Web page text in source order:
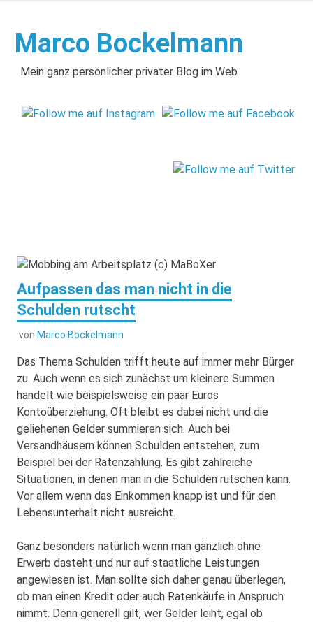
springen
Marco Bockelmann
Mein ganz persönlicher privater Blog im Web
Aufpassen das man nicht in die
Schulden rutscht
von Marco Bockelmann
Das Thema Schulden trifft heute auf immer mehr Bürger
zu. Auch wenn es sich zunächst um kleinere Summen
handelt wie beispielsweise ein paar Euros
Kontoüberziehung. Oft bleibt es dabei nicht und die
geliehenen Gelder summieren sich. Auch bei
Versandhäusern können Schulden entstehen, zum
Beispiel bei der Ratenzahlung. Es gibt zahlreiche
Situationen, in denen man in die Schulden rutschen kann.
Vor allem wenn das Einkommen knapp ist und für den
Lebensunterhalt nicht ausreicht.
Ganz besonders natürlich wenn man gänzlich ohne
Erwerb dasteht und nur auf staatliche Leistungen
angewiesen ist. Man sollte sich daher genau überlegen,
ob man einen Kredit oder auch Ratenkäufe in Anspruch
nimmt. Denn generell gilt, wer Gelder leiht, egal ob